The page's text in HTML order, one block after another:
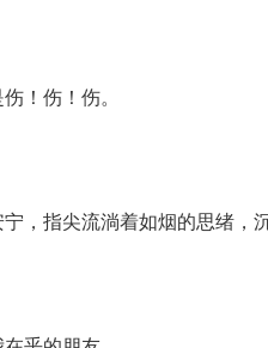
！伤！伤。
，指尖流淌着如烟的思绪，